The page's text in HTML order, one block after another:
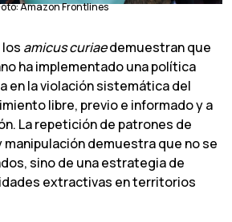
Amazon Frontlines
amicus curiaedemuestran que
ha implementado una política
en la violación sistemática del
libre, previo e informado y a
La repetición de patrones de
manipulación demuestra que no se
sino de una estrategia de
extractivas en territorios